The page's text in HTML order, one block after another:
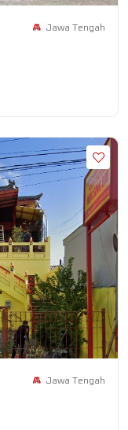
Jawa Tengah
Jawa Tengah